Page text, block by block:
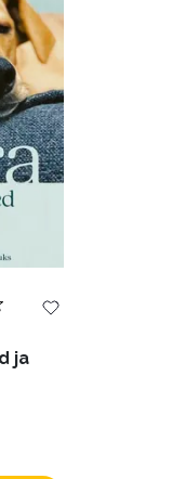
(168)
ja